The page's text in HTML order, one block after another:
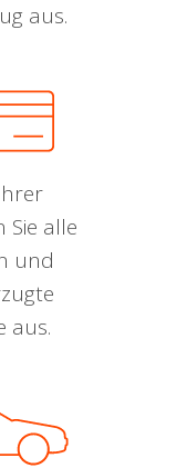
aus.
alle
und
aus.